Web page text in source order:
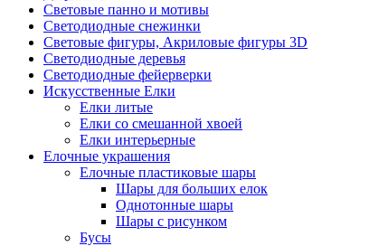
Световые панно и мотивы
Светодиодные снежинки
Световые фигуры, Акриловые фигуры 3D
Светодиодные деревья
Светодиодные фейерверки
Искусственные Елки
Елки литые
Елки со смешанной хвоей
Елки интерьерные
Елочные украшения
Елочные пластиковые шары
Шары для больших елок
Однотонные шары
Шары с рисунком
Бусы